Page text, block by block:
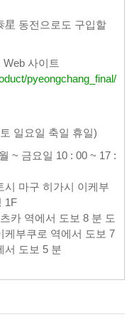
星 동전으로도 구입할
사이트
pyeongchang_final/
일요일 축일 휴일)
~ 금요일 10 : 00 ~ 17 :
시 마구 히가시 이케부
1F
카 역에서 도보 8 분 도
케부쿠로 역에서 도보 7
서 도보 5 분